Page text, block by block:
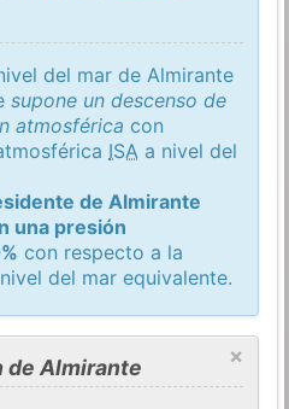
del mar de Almirante
supone un descenso de
atmosférica con
ISA a nivel del
de Almirante
una presión
con respecto a la
del mar equivalente.
×
de Almirante